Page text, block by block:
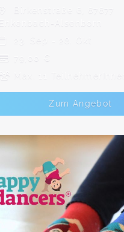
Birkenstraße 6, 67677
Enkenbach-Alsenborn
23. Sep - 28. Okt
79,00 €
Max. 11 TeilnehmerInnen
Zum Angebot